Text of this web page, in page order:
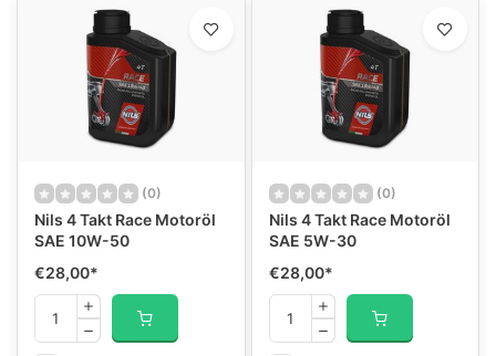
(0)
Nils 4 Takt Race Motoröl
SAE 10W-50
€28,00*
(0)
Nils 4 Takt Race Motoröl
SAE 5W-30
€28,00*